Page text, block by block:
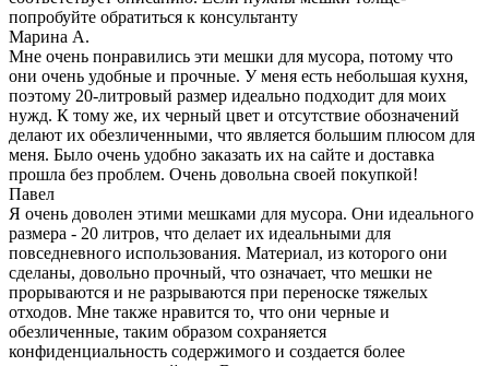
попробуйте обратиться к консультанту
Марина А.
Мне очень понравились эти мешки для мусора, потому что
они очень удобные и прочные. У меня есть небольшая кухня,
поэтому 20-литровый размер идеально подходит для моих
нужд. К тому же, их черный цвет и отсутствие обозначений
делают их обезличенными, что является большим плюсом для
меня. Было очень удобно заказать их на сайте и доставка
прошла без проблем. Очень довольна своей покупкой!
Павел
Я очень доволен этими мешками для мусора. Они идеального
размера - 20 литров, что делает их идеальными для
повседневного использования. Материал, из которого они
сделаны, довольно прочный, что означает, что мешки не
прорываются и не разрываются при переноске тяжелых
отходов. Мне также нравится то, что они черные и
обезличенные, таким образом сохраняется
конфиденциальность содержимого и создается более